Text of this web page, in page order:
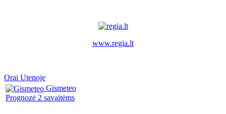
www.regia.lt
Orai Utenoje
Gismeteo
Prognozė 2 savaitėms